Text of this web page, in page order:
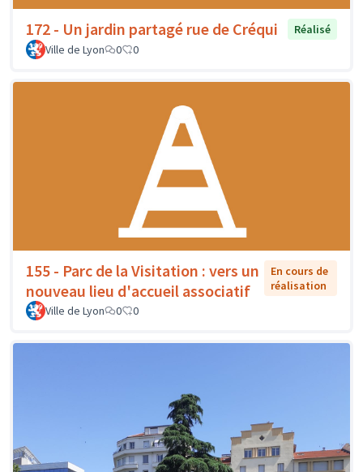
172 - Un jardin partagé rue de Créqui
Réalisé
Ville de Lyon
0 0
155 - Parc de la Visitation : vers un
nouveau lieu d'accueil associatif
En cours de
réalisation
Ville de Lyon
0 0